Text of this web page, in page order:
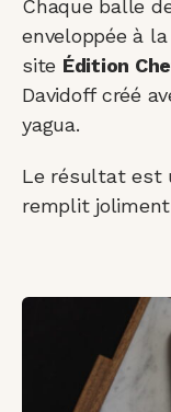
Chaque balle
enveloppée à
site Édition
Davidoff créé
yagua.
Le résultat est
remplit